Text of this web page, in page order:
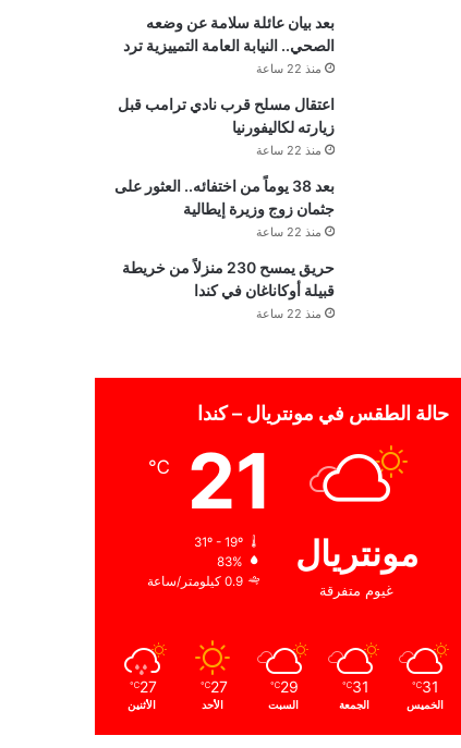
بعد بيان عائلة سلامة عن وضعه
الصحي.. النيابة العامة التمييزية ترد
منذ 22 ساعة
اعتقال مسلح قرب نادي ترامب قبل
زيارته لكاليفورنيا
منذ 22 ساعة
بعد 38 يوماً من اختفائه.. العثور على
جثمان زوج وزيرة إيطالية
منذ 22 ساعة
حريق يمسح 230 منزلاً من خريطة
قبيلة أوكاناغان في كندا
منذ 22 ساعة
حالة الطقس في مونتريال – كندا
مونتريال
غيوم متفرقة
21
℃
31º - 19º
83%
0.9 كيلومتر/ساعة
31
℃
الخميس
31
℃
الجمعة
29
℃
السبت
27
℃
الأحد
27
℃
الأثنين